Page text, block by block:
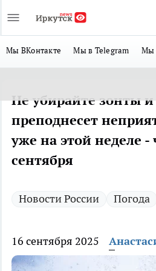
Мы ВКонтакте Мы в Telegram Мы
Не убирайте зонты
преподнесет
уже на этой неделе -
сентября
Новости России Погода
16 сентября 2025